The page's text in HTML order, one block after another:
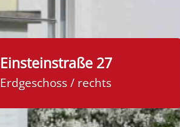
Einsteinstraße 27
Erdgeschoss / rechts